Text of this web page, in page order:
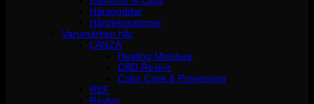
Hårsnoddar
Hårdekorationer
Varumärken hår
LANZA
Healing Moisture
CBD Revive
Color Care & Preserving
REF
Revlon